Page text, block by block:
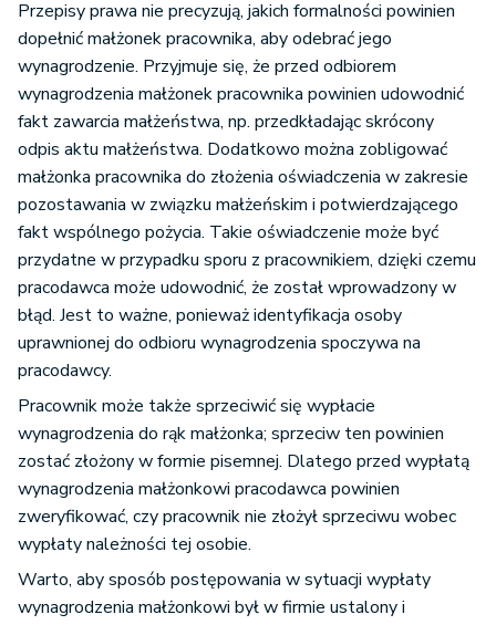
Przepisy prawa nie precyzują, jakich formalności powinien
dopełnić małżonek pracownika, aby odebrać jego
wynagrodzenie. Przyjmuje się, że przed odbiorem
wynagrodzenia małżonek pracownika powinien udowodnić
fakt zawarcia małżeństwa, np. przedkładając skrócony
odpis aktu małżeństwa. Dodatkowo można zobligować
małżonka pracownika do złożenia oświadczenia w zakresie
pozostawania w związku małżeńskim i potwierdzającego
fakt wspólnego pożycia. Takie oświadczenie może być
przydatne w przypadku sporu z pracownikiem, dzięki czemu
pracodawca może udowodnić, że został wprowadzony w
błąd. Jest to ważne, ponieważ identyfikacja osoby
uprawnionej do odbioru wynagrodzenia spoczywa na
pracodawcy.
Pracownik może także sprzeciwić się wypłacie
wynagrodzenia do rąk małżonka; sprzeciw ten powinien
zostać złożony w formie pisemnej. Dlatego przed wypłatą
wynagrodzenia małżonkowi pracodawca powinien
zweryfikować, czy pracownik nie złożył sprzeciwu wobec
wypłaty należności tej osobie.
Warto, aby sposób postępowania w sytuacji wypłaty
wynagrodzenia małżonkowi był w firmie ustalony i